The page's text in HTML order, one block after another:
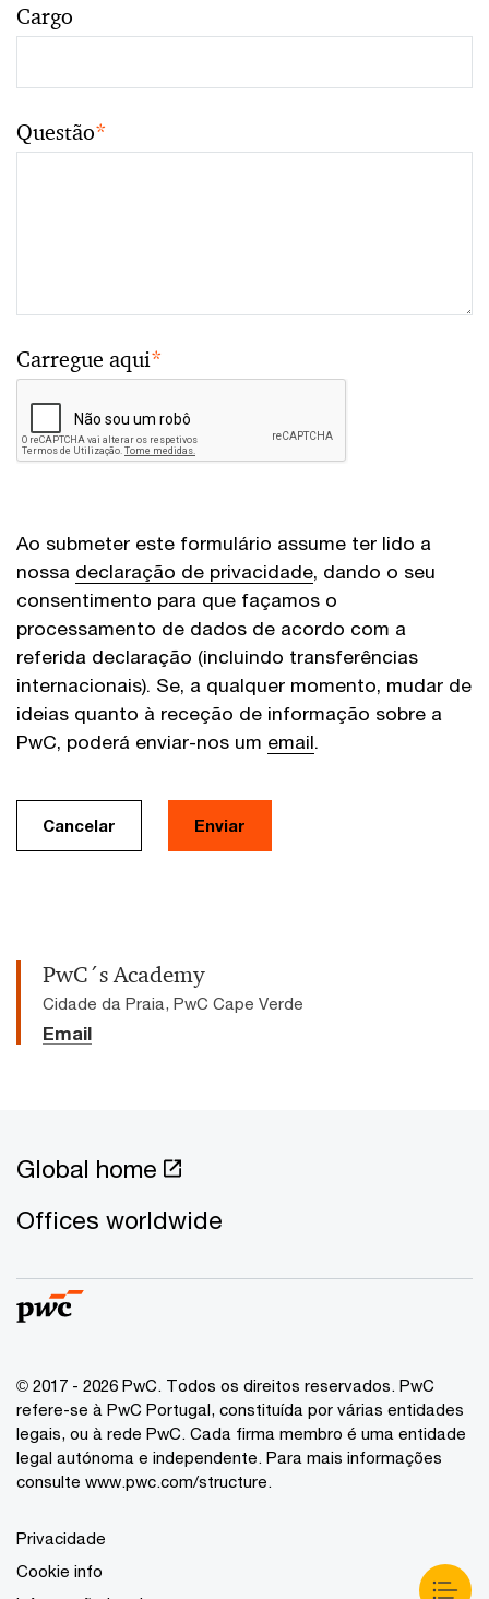
Cargo
Questão*
Carregue aqui*
Ao submeter este formulário assume ter lido a
nossa declaração de privacidade, dando o seu
consentimento para que façamos o
processamento de dados de acordo com a
referida declaração (incluindo transferências
internacionais). Se, a qualquer momento, mudar de
ideias quanto à receção de informação sobre a
PwC, poderá enviar-nos um email.
Cancelar Enviar
PwC´s Academy
Cidade da Praia, PwC Cape Verde
Email
Global home
Offices worldwide
© 2017 - 2026 PwC. Todos os direitos reservados. PwC
refere-se à PwC Portugal, constituída por várias entidades
legais, ou à rede PwC. Cada firma membro é uma entidade
legal autónoma e independente. Para mais informações
consulte www.pwc.com/structure.
Privacidade
Cookie info